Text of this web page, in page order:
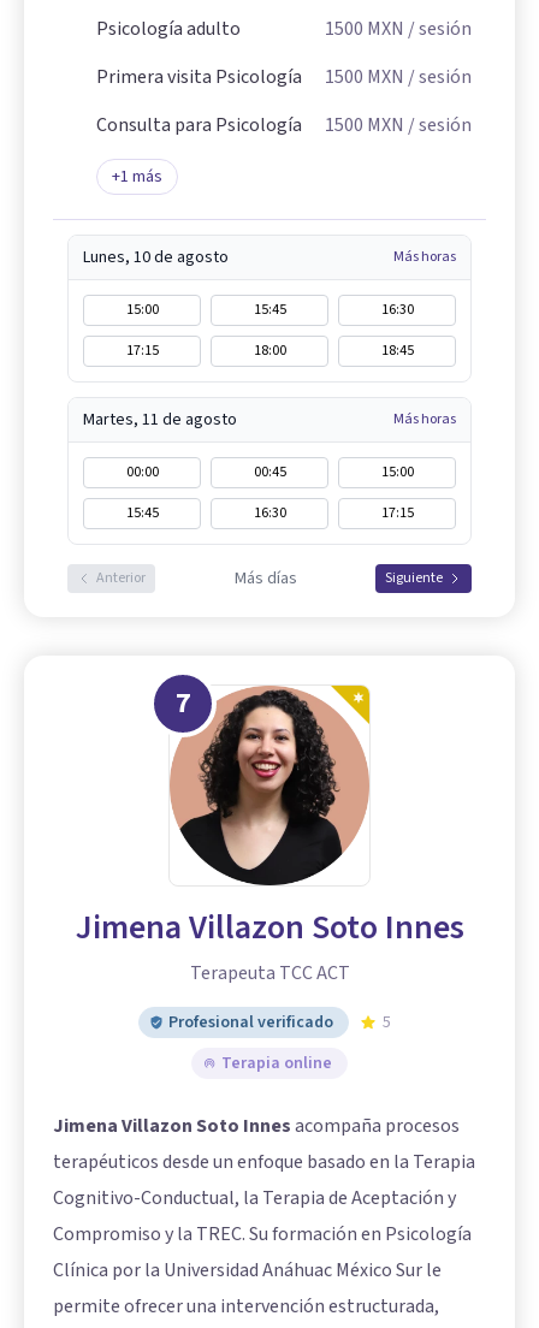
Psicología adulto
1500 MXN / sesión
Primera visita Psicología
1500 MXN / sesión
Consulta para Psicología
1500 MXN / sesión
+1 más
Lunes, 10 de agosto Más horas
15:00 15:45
16:30
17:15
18:00 18:45
Martes, 11 de agosto Más horas
00:00 00:45
15:00
15:45
16:30 17:15
Anterior Más días Siguiente
7
Jimena Villazon Soto Innes
Terapeuta TCC ACT
Profesional verificado
5
Terapia online
Jimena Villazon Soto Innesacompaña procesos
terapéuticos desde un enfoque basado en la Terapia
Cognitivo-Conductual, la Terapia de Aceptación y
Compromiso y la TREC. Su formación en Psicología
Clínica por la Universidad Anáhuac México Sur le
permite ofrecer una intervención estructurada,